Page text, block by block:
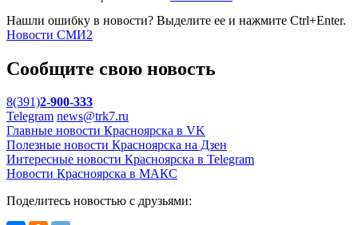
Нашли ошибку в новости? Выделите ее и нажмите Ctrl+Enter.
Новости СМИ2
Сообщите свою новость
8(391)2-900-333
Telegram news@trk7.ru
Главные новости Красноярска в VK
Полезные новости Красноярска на Дзен
Интересные новости Красноярска в Telegram
Новости Красноярска в МАКС
Поделитесь новостью с друзьями: